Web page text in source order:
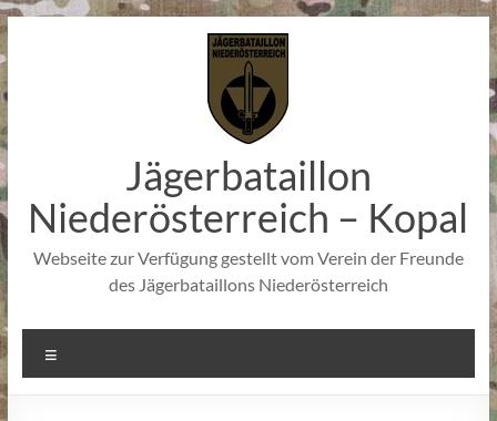
Zum
springen
Jägerbataillon
Niederösterreich – Kopal
Webseite zur Verfügung gestellt vom Verein der Freunde
des Jägerbataillons Niederösterreich